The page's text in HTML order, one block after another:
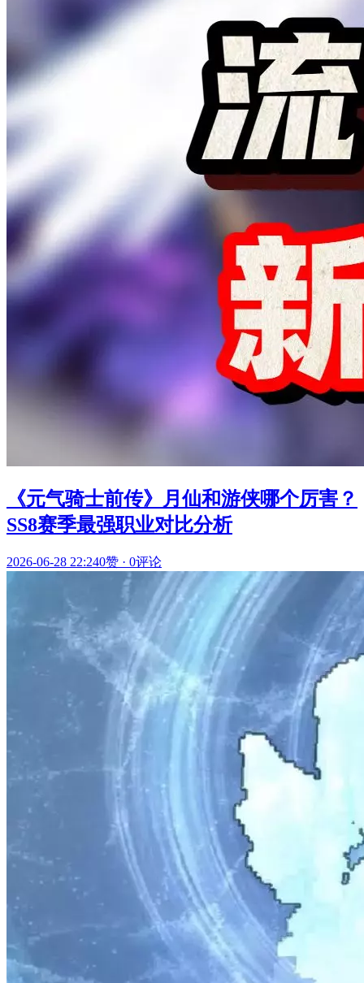
《元气骑士前传》月仙和游侠哪个厉害？
SS8赛季最强职业对比分析
2026-06-28 22:240赞 · 0评论